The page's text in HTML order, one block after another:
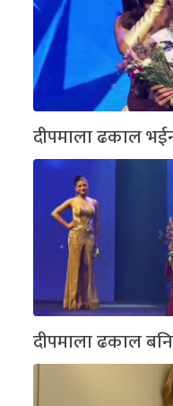
दीपमाला ढकाल
दीपमाला ढकाल